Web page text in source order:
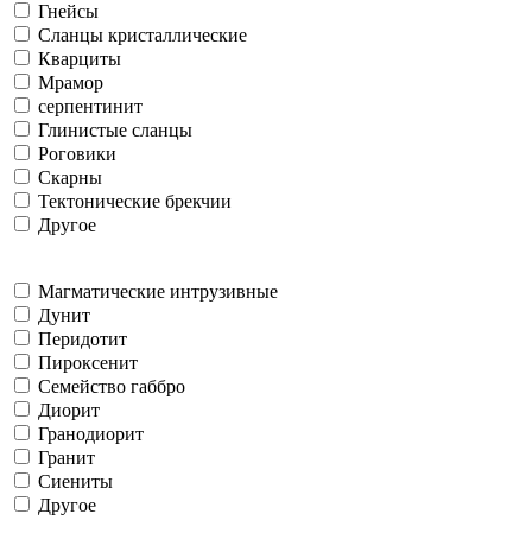
Гнейсы
Сланцы кристаллические
Кварциты
Мрамор
серпентинит
Глинистые сланцы
Роговики
Скарны
Тектонические брекчии
Другое
Магматические интрузивные
Дунит
Перидотит
Пироксенит
Семейство габбро
Диорит
Гранодиорит
Гранит
Сиениты
Другое